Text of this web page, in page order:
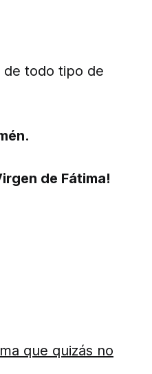
de todo tipo de
de Fátima!
que quizás no